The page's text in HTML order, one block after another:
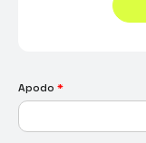
Apodo *